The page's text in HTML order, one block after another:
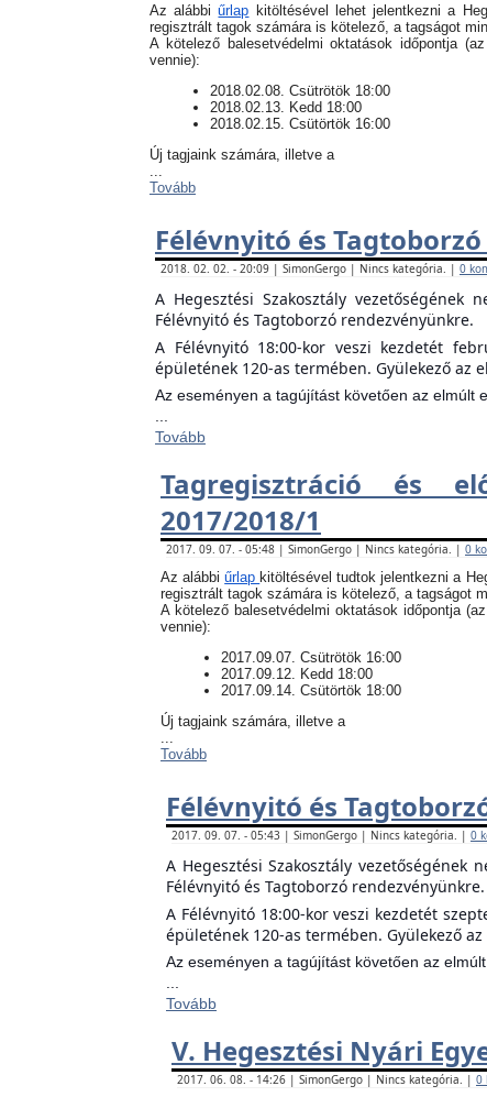
Az alábbiűrlap kitöltésével lehet jelentkezni a
regisztrált tagok számára is kötelező, a tagságot
​A kötelező balesetvédelmi oktatások időpontja
vennie):
​2018.02.08. Csütrötök 18:00
2018.02.13. Kedd 18:00
2018.02.15. Csütörtök 16:00
Új tagjaink számára, illetve a
Tovább
Félévnyitó és
2018. 02. 02. - 20:09 | SimonGergo | Nincs kategória. | 0
A Hegesztési Szakosztály
Félévnyitó és Tagtoborzó rendezvényünkre.
A Félévnyitó 18:00-kor veszi kezdetét
épületének 120-as termében. Gyülekező az
Az eseményen a tagújítást követően az elmúlt
Tovább
Tagregisztráció és
2017/2018/1
2017. 09. 07. - 05:48 | SimonGergo | Nincs kategória. | 0
Az alábbiűrlapkitöltésével tudtok jelentkezni a
regisztrált tagok számára is kötelező, a tagságot
​A kötelező balesetvédelmi oktatások időpontja
vennie):
​2017.09.07. Csütrötök 16:00
2017.09.12. Kedd 18:00
2017.09.14. Csütörtök 18:00
Új tagjaink számára, illetve a
Tovább
Félévnyitó és
2017. 09. 07. - 05:43 | SimonGergo | Nincs kategória. | 0
A Hegesztési Szakosztály
Félévnyitó és Tagtoborzó rendezvényünkre.
A Félévnyitó 18:00-kor veszi kezdetét
épületének 120-as termében. Gyülekező
Az eseményen a tagújítást követően az
Tovább
V. Hegesztési Nyári
2017. 06. 08. - 14:26 | SimonGergo | Nincs kategória. | 0